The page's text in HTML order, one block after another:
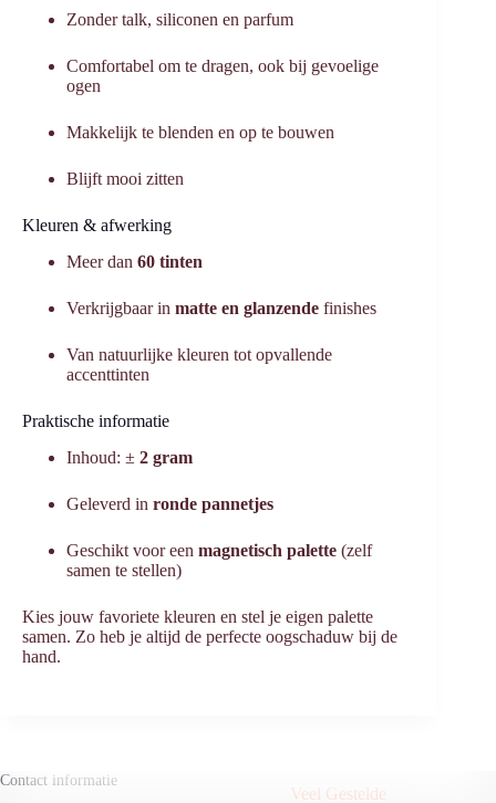
Zonder talk, siliconen en parfum
Comfortabel om te dragen, ook bij gevoelige
ogen
Makkelijk te blenden en op te bouwen
Blijft mooi zitten
Kleuren & afwerking
Meer dan 60 tinten
Verkrijgbaar in matte en glanzende finishes
Van natuurlijke kleuren tot opvallende
accenttinten
Praktische informatie
Inhoud: ± 2 gram
Geleverd in ronde pannetjes
Geschikt voor een magnetisch palette (zelf
samen te stellen)
Kies jouw favoriete kleuren en stel je eigen palette
samen. Zo heb je altijd de perfecte oogschaduw bij de
hand.
Contact informatie
Veel Gestelde